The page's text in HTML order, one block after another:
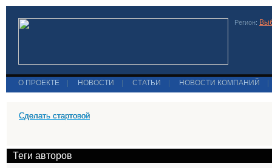
Регион:
О ПРОЕКТЕ НОВОСТИ СТАТЬИ НОВОСТИ КОМПАНИЙ
Сделать стартовой
Теги авторов